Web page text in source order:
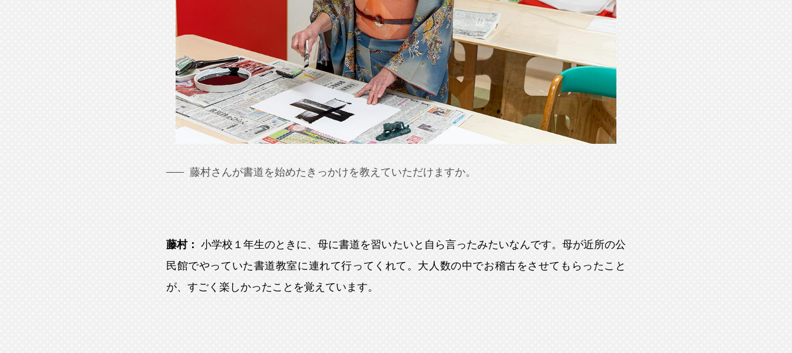
藤村さんが書道を始めたきっかけを教えていただけますか。
藤村：
小学校１年生のときに、母に書道を習いたいと自ら言ったみたいなんです。母が近所の公
民館でやっていた書道教室に連れて行ってくれて。大人数の中でお稽古をさせてもらったこと
が、すごく楽しかったことを覚えています。